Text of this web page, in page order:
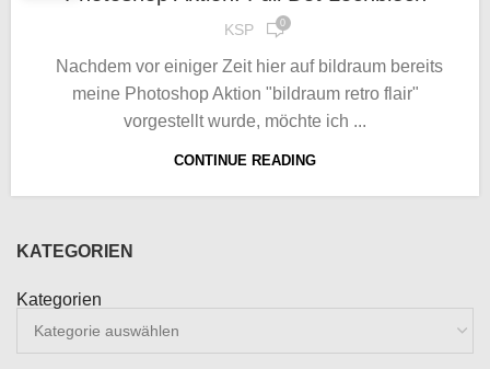
KSP 0
Nachdem vor einiger Zeit hier auf bildraum bereits
meine Photoshop Aktion "bildraum retro flair"
vorgestellt wurde, möchte ich ...
CONTINUE READING
KATEGORIEN
Kategorien